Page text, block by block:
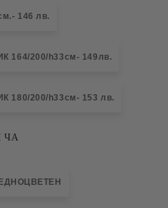
146 лв.
200/h33см- 149лв.
200/h33см- 153 лв.
ЧА
ЕДНОЦВЕТЕН